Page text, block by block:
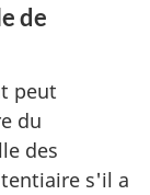
de
peut
du
des
s'il a